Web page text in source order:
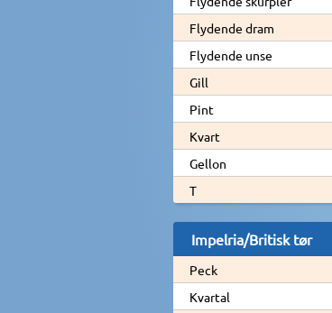
Flydende dram
Flydende unse
Gill
Pint
Kvart
Gellon
T
Impelria/Britisk tør
Peck
Kvartal